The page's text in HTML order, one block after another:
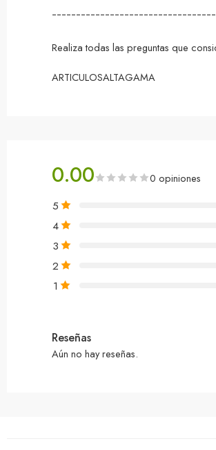
Realiza todas las preguntas que
ARTICULOSALTAGAMA
0.00 0 opiniones
5
4
3
2
1
Reseñas
Aún no hay reseñas.